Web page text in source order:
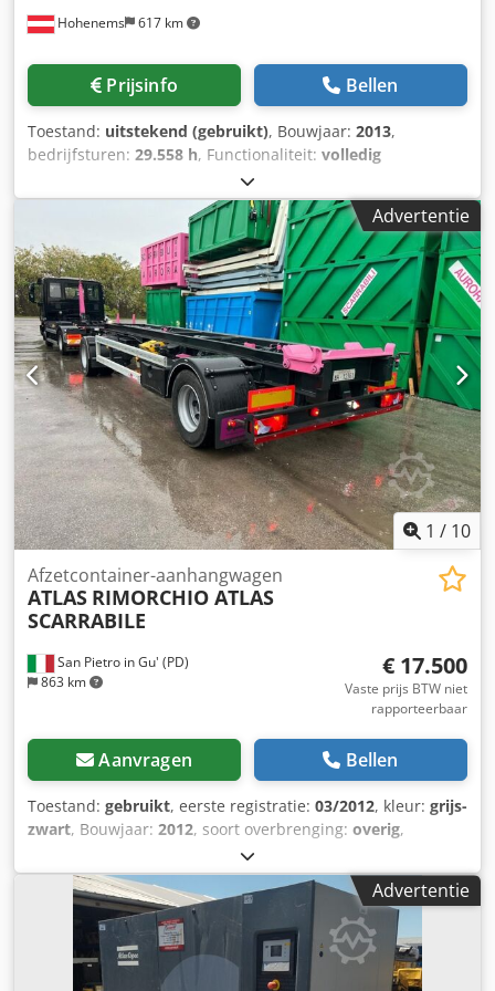
productkenmerken: Atlas Copco inverter stroomgenerator
Motoroliepeilbewaking Bescherming tegen oververhitting
Geluiddempende motorkap CE-conform geluidsniveau, stil
frequentie Motoralarm: laag oliepeil, overbelasting
Snelheidsregeling voor efficiënt brandstofverbruik
Aansluitingen en kabels voor parallel gebruik Spanning
230V / 50Hz Piekvermogen 2,5 Credpsl R Hy Aofx An Hef
Nominaal vermogen 2,3 Tankinhoud (l) 4,0 Type trekstarter
Gewicht 27,0 Brandstof Benzine Max. Geluidsdrukniveau
(LPA) op 7 m 63,0 Geluidsvermogensniveau (LwA) 88,0
Stopcontacten 2x Schuko 2P+G 16A | 2x Nema 120V 20A |
1x Nema 120V Twist Lock
Hohenems 617 km
Prijsinfo Bellen
Toestand: uitstekend (gebruikt), Bouwjaar: 2013,
bedrijfsturen: 29.558 h, Functionaliteit: volledig
, Schroefcompressor Atlas Copco GA55FF
Cedszil Iiepfx An Hsrf Geïntegreerde droger 55 kW 9,75 bar
8,94 m3/min Bouwjaar: 2013 Bedrijfsuren: 29.558Advertentie
1 / 10
San Pietro in Gu' (PD)
863 km
Afzetcontainer-aanhangwagen
ATLAS RIMORCHIO ATLAS
SCARRABILE
€ 17.500
Vaste prijs BTW niet
rapporteerbaar
Aanvragen Bellen
Toestand: gebruikt, eerste registratie: 03/2012, kleur: grijs-
zwart, Bouwjaar: 2012, soort overbrenging: overig,
KENTEKEN: AH12361 Credpfx Anowq Ey Rj Hsf TITEL: ATLAS
KIETOPPER AANHANGER, GESTRAALD EN HERGESPOTEN
REF: 25R02 JAAR: 03/2012 ASSEN: 2 WIELBASIS: 4800
MAXIMALE LENGTE: 9,16 m LAND: Italië / Buitenland: Italië
DRAAGVERMOGEN: 16400 kg - AANHANGER: 20000 kg bij
volle belading TYPE UITVOERING: kietopperaanhanger
Advertentie